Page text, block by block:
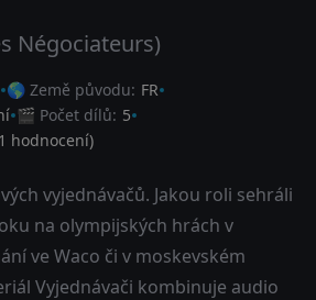
Négociateurs)
🌎 Země původu: FR
🎬 Počet dílů: 5
1 hodnocení)
vyjednávačů. Jakou roli sehráli
na olympijských hrách v
ve Waco či v moskevském
Vyjednávači kombinuje audio